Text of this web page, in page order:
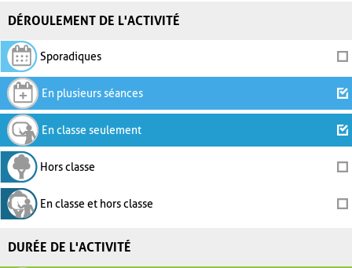
DÉROULEMENT DE L'ACTIVITÉ
Sporadiques
En plusieurs séances
En classe seulement
Hors classe
En classe et hors classe
DURÉE DE L'ACTIVITÉ